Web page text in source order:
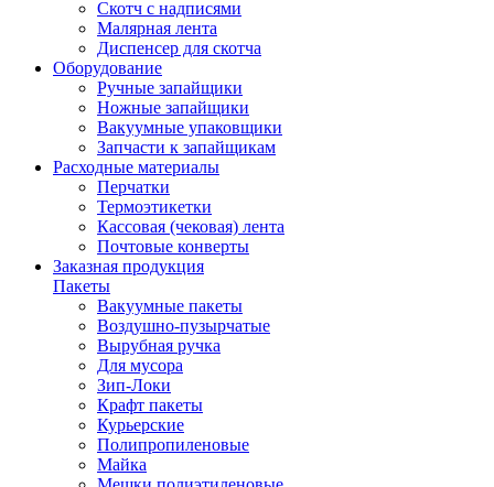
Скотч с надписями
Малярная лента
Диспенсер для скотча
Оборудование
Ручные запайщики
Ножные запайщики
Вакуумные упаковщики
Запчасти к запайщикам
Расходные материалы
Перчатки
Термоэтикетки
Кассовая (чековая) лента
Почтовые конверты
Заказная продукция
Пакеты
Вакуумные пакеты
Воздушно-пузырчатые
Вырубная ручка
Для мусора
Зип-Локи
Крафт пакеты
Курьерские
Полипропиленовые
Майка